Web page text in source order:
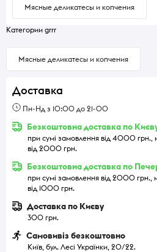
Мясные деликатесы и копчения
Категории grrr
Мясные деликатесы и копчения
Доставка
Пн-Нд з 10:00 до 21-00
Безкоштовна доставка по
при сумі замовлення від 4000 грн.,
від 2000 грн.
Безкоштовна доставка по
при сумі замовлення від 2000 грн.,
від 1000 грн.
Доставка по Києву
300 грн.
Самовивіз безкоштовно
Київ, бул. Лесі Українки, 20/22.